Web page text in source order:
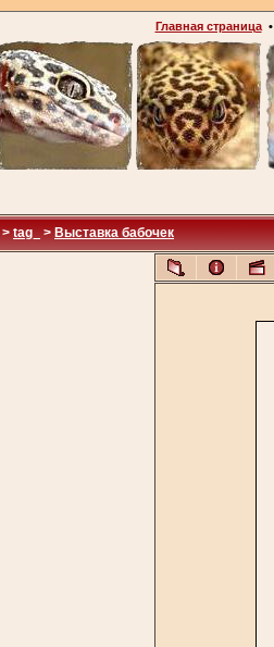
Главная страница•
> tag_ > Выставка бабочек